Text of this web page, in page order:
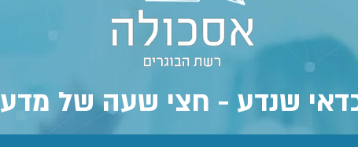
שנדע - חצי שעה של מדע